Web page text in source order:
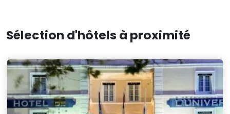
Sélection d'hôtels à proximité